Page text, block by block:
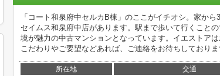
「コート和泉府中セルカB棟」のここがイチオシ。家か
セイムス和泉府中店があります。駅まで歩いて行くこと
境が魅力の中古マンションとなっています。イエストア
こだわりやご要望などあれば、ご連絡をお待ちしておりま
所在地 交通